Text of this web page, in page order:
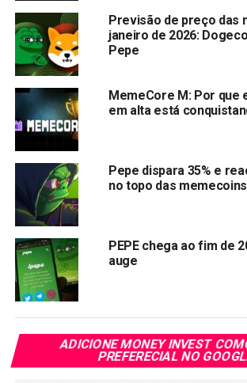
Hackers acumulando
Pepe
O que tem chamado a atenção é o
tokens Pepe por hackers. Dados da
Lookonchain
acumuladoras desembolsaram US$ 4,28
quarta-feira (16) para adquirir
bilhões de tokens Pepe.
Endereços:
O que intriga, no entanto, é a possível
Previsão de preço das
janeiro de 2026:
Pepe
MemeCore M: Por que
em alta está
Pepe dispara 35% e
no topo das memecoins
PEPE chega ao fim de
auge
ADICIONE MONEY INVEST
PREFERECIAL NO